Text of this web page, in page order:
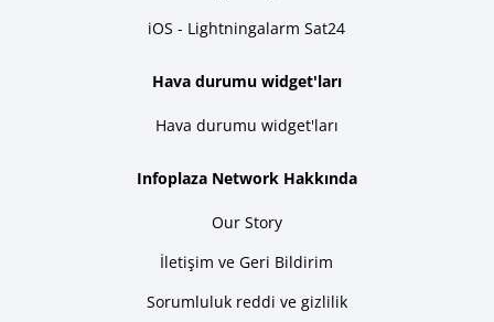
iOS - Lightningalarm Sat24
Hava durumu widget'ları
Hava durumu widget'ları
Infoplaza Network Hakkında
Our Story
İletişim ve Geri Bildirim
Sorumluluk reddi ve gizlilik